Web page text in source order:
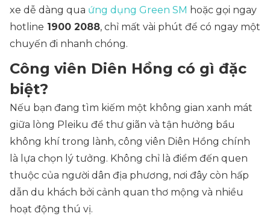
xe dễ dàng qua ứng dụng Green SM hoặc gọi ngay
hotline 1900 2088, chỉ mất vài phút để có ngay một
chuyến đi nhanh chóng.
Công viên Diên Hồng có gì đặc
biệt?
Nếu bạn đang tìm kiếm một không gian xanh mát
giữa lòng Pleiku để thư giãn và tận hưởng bầu
không khí trong lành, công viên Diên Hồng chính
là lựa chọn lý tưởng. Không chỉ là điểm đến quen
thuộc của người dân địa phương, nơi đây còn hấp
dẫn du khách bởi cảnh quan thơ mộng và nhiều
hoạt động thú vị.